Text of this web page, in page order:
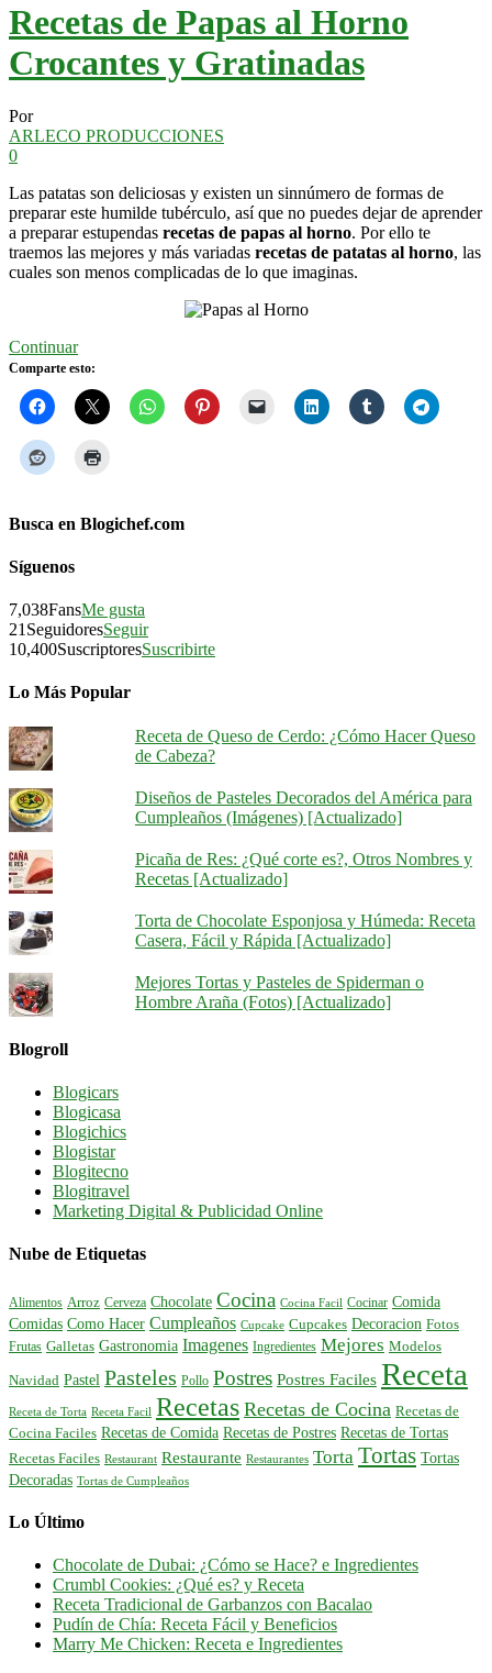
Recetas de Papas al Horno
Crocantes y Gratinadas
Por
ARLECO PRODUCCIONES
0
Las patatas son deliciosas y existen un sinnúmero de formas de
preparar este humilde tubérculo, así que no puedes dejar de aprender
a preparar estupendas recetas de papas al horno. Por ello te
traemos las mejores y más variadas recetas de patatas al horno, las
cuales son menos complicadas de lo que imaginas.
Continuar
Comparte esto:
Busca en Blogichef.com
Síguenos
7,038FansMe gusta
21 SeguidoresSeguir
10,400SuscriptoresSuscribirte
Lo Más Popular
Receta de Queso de Cerdo: ¿Cómo Hacer Queso
de Cabeza?
Diseños de Pasteles Decorados del América para
Cumpleaños (Imágenes) [Actualizado]
Picaña de Res: ¿Qué corte es?, Otros Nombres y
Recetas [Actualizado]
Torta de Chocolate Esponjosa y Húmeda: Receta
Casera, Fácil y Rápida [Actualizado]
Mejores Tortas y Pasteles de Spiderman o
Hombre Araña (Fotos) [Actualizado]
Blogroll
Blogicars
Blogicasa
Blogichics
Blogistar
Blogitecno
Blogitravel
Marketing Digital & Publicidad Online
Nube de Etiquetas
Alimentos Arroz Cerveza Chocolate Cocina Cocina Facil Cocinar Comida
Comidas Como Hacer Cumpleaños Cupcake Cupcakes Decoracion Fotos
Frutas Galletas Gastronomia Imagenes Ingredientes Mejores Modelos
Navidad Pastel Pasteles Pollo Postres Postres Faciles Receta
Receta de Torta Receta Facil Recetas Recetas de Cocina Recetas de
Cocina Faciles Recetas de Comida Recetas de Postres Recetas de Tortas
Recetas Faciles Restaurant Restaurante Restaurantes Torta Tortas Tortas
Decoradas Tortas de Cumpleaños
Lo Último
Chocolate de Dubai: ¿Cómo se Hace? e Ingredientes
Crumbl Cookies: ¿Qué es? y Receta
Receta Tradicional de Garbanzos con Bacalao
Pudín de Chía: Receta Fácil y Beneficios
Marry Me Chicken: Receta e Ingredientes